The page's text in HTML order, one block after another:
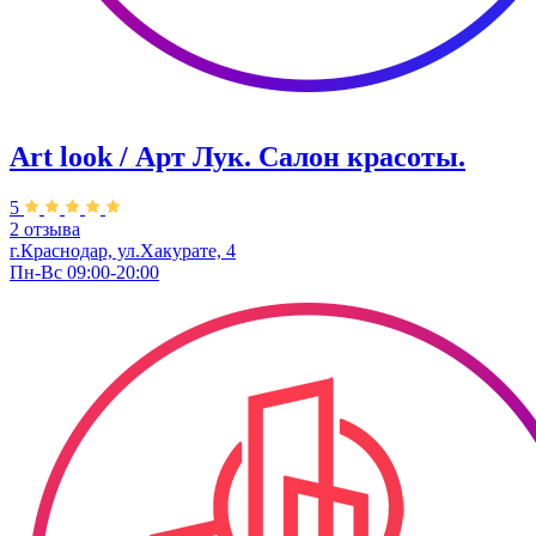
Art look / Арт Лук. Салон красоты.
5
2 отзыва
г.Краснодар, ул.Хакурате, 4
Пн-Вс 09:00-20:00